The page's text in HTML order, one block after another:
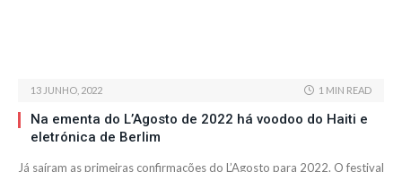
13 JUNHO, 2022 1 MIN READ
Na ementa do L’Agosto de 2022 há voodoo do Haiti e
eletrónica de Berlim
Já saíram as primeiras confirmações do L’Agosto para 2022. O festival